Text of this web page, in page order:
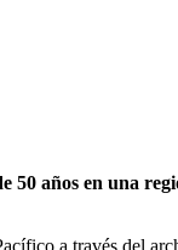
50 años en una
a través del